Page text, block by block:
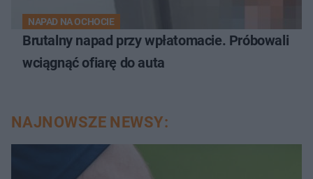
NAPAD NA OCHOCIE
Brutalny napad przy wpłatomacie. Próbowali
wciągnąć ofiarę do auta
NAJNOWSZE NEWSY: